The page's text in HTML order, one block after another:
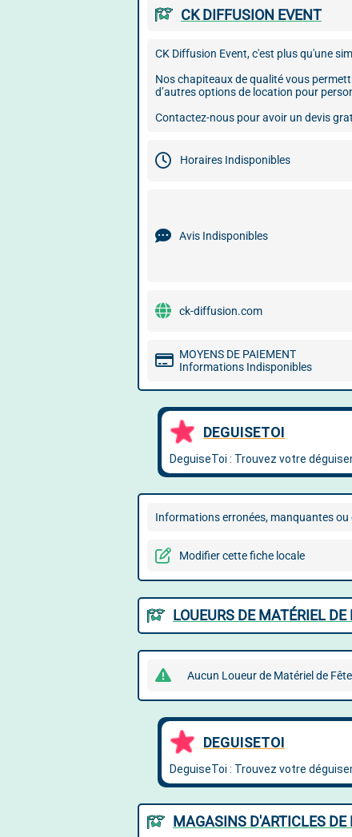
CK DIFFUSION EVENT
CK Diffusion Event, c'est plus qu'une
Nos chapiteaux de qualité vous
d’autres options de location pour
Contactez-nous pour avoir un devis
Horaires Indisponibles
Avis Indisponibles
ck-diffusion.com
MOYENS DE PAIEMENT
Informations Indisponibles
Informations erronées, manquantes
Modifier cette fiche locale
LOUEURS DE MATÉRIEL
Aucun Loueur de Matériel de
MAGASINS D'ARTICLES DE